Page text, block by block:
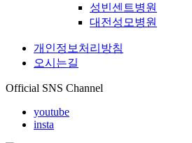
성빈센트병원
대전성모병원
개인정보처리방침
오시는길
Official SNS Channel
youtube
insta